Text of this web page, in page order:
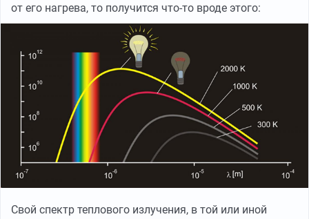
от его нагрева, то получится что-то вроде этого:
Свой спектр теплового излучения, в той или иной